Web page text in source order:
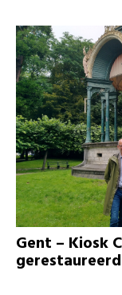
Gent – Kiosk
gerestaureerd